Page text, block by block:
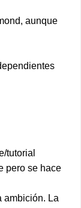
aunque
tutorial
pero se hace
ambición. La